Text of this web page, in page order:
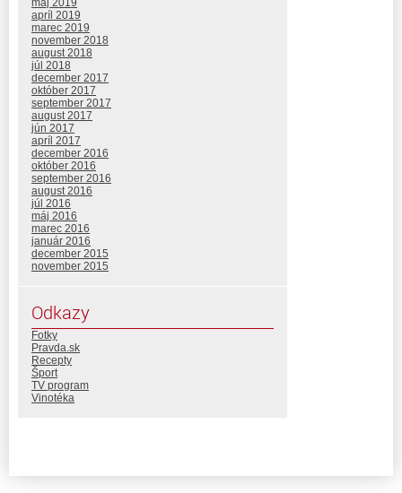
apríl 2019
marec 2019
november 2018
august 2018
júl 2018
december 2017
október 2017
september 2017
august 2017
jún 2017
apríl 2017
december 2016
október 2016
september 2016
august 2016
júl 2016
máj 2016
marec 2016
január 2016
december 2015
november 2015
Odkazy
Fotky
Pravda.sk
Recepty
Šport
TV program
Vinotéka